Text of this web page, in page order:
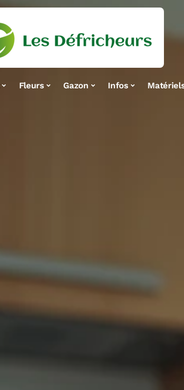
Fleurs Gazon Infos